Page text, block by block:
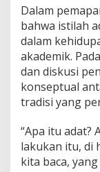
a
t
,
u
Dalam
bahwa istilah
dalam
akademik.
dan diskusi
konseptual
tradisi yang
“Apa itu adat?
lakukan itu, di
kita baca,